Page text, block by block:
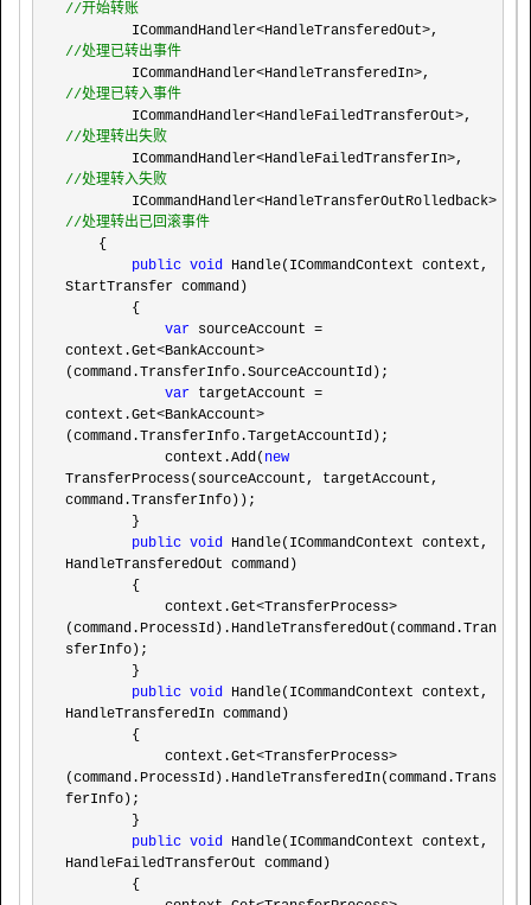
//开始转账
//处理已转出事件
//处理已转入事件
//处理转出失败
//处理转入失败
//处理转出已回滚事件
public void Handle(ICommandContext context,
StartTransfer command)
var sourceAccount =
context.Get<BankAccount>
(command.TransferInfo.SourceAccountId);
var targetAccount =
context.Get<BankAccount>
(command.TransferInfo.TargetAccountId);
            context.Add(
new
TransferProcess(sourceAccount, targetAccount,
command.TransferInfo));
public void Handle(ICommandContext context,
HandleTransferedOut command)
            context.Get
<TransferProcess>
(command.ProcessId).HandleTransferedOut(command.Tran
sferInfo);
public void Handle(ICommandContext context,
HandleTransferedIn command)
            context.Get
<TransferProcess>
(command.ProcessId).HandleTransferedIn(command.Trans
ferInfo);
public void Handle(ICommandContext context,
HandleFailedTransferOut command)